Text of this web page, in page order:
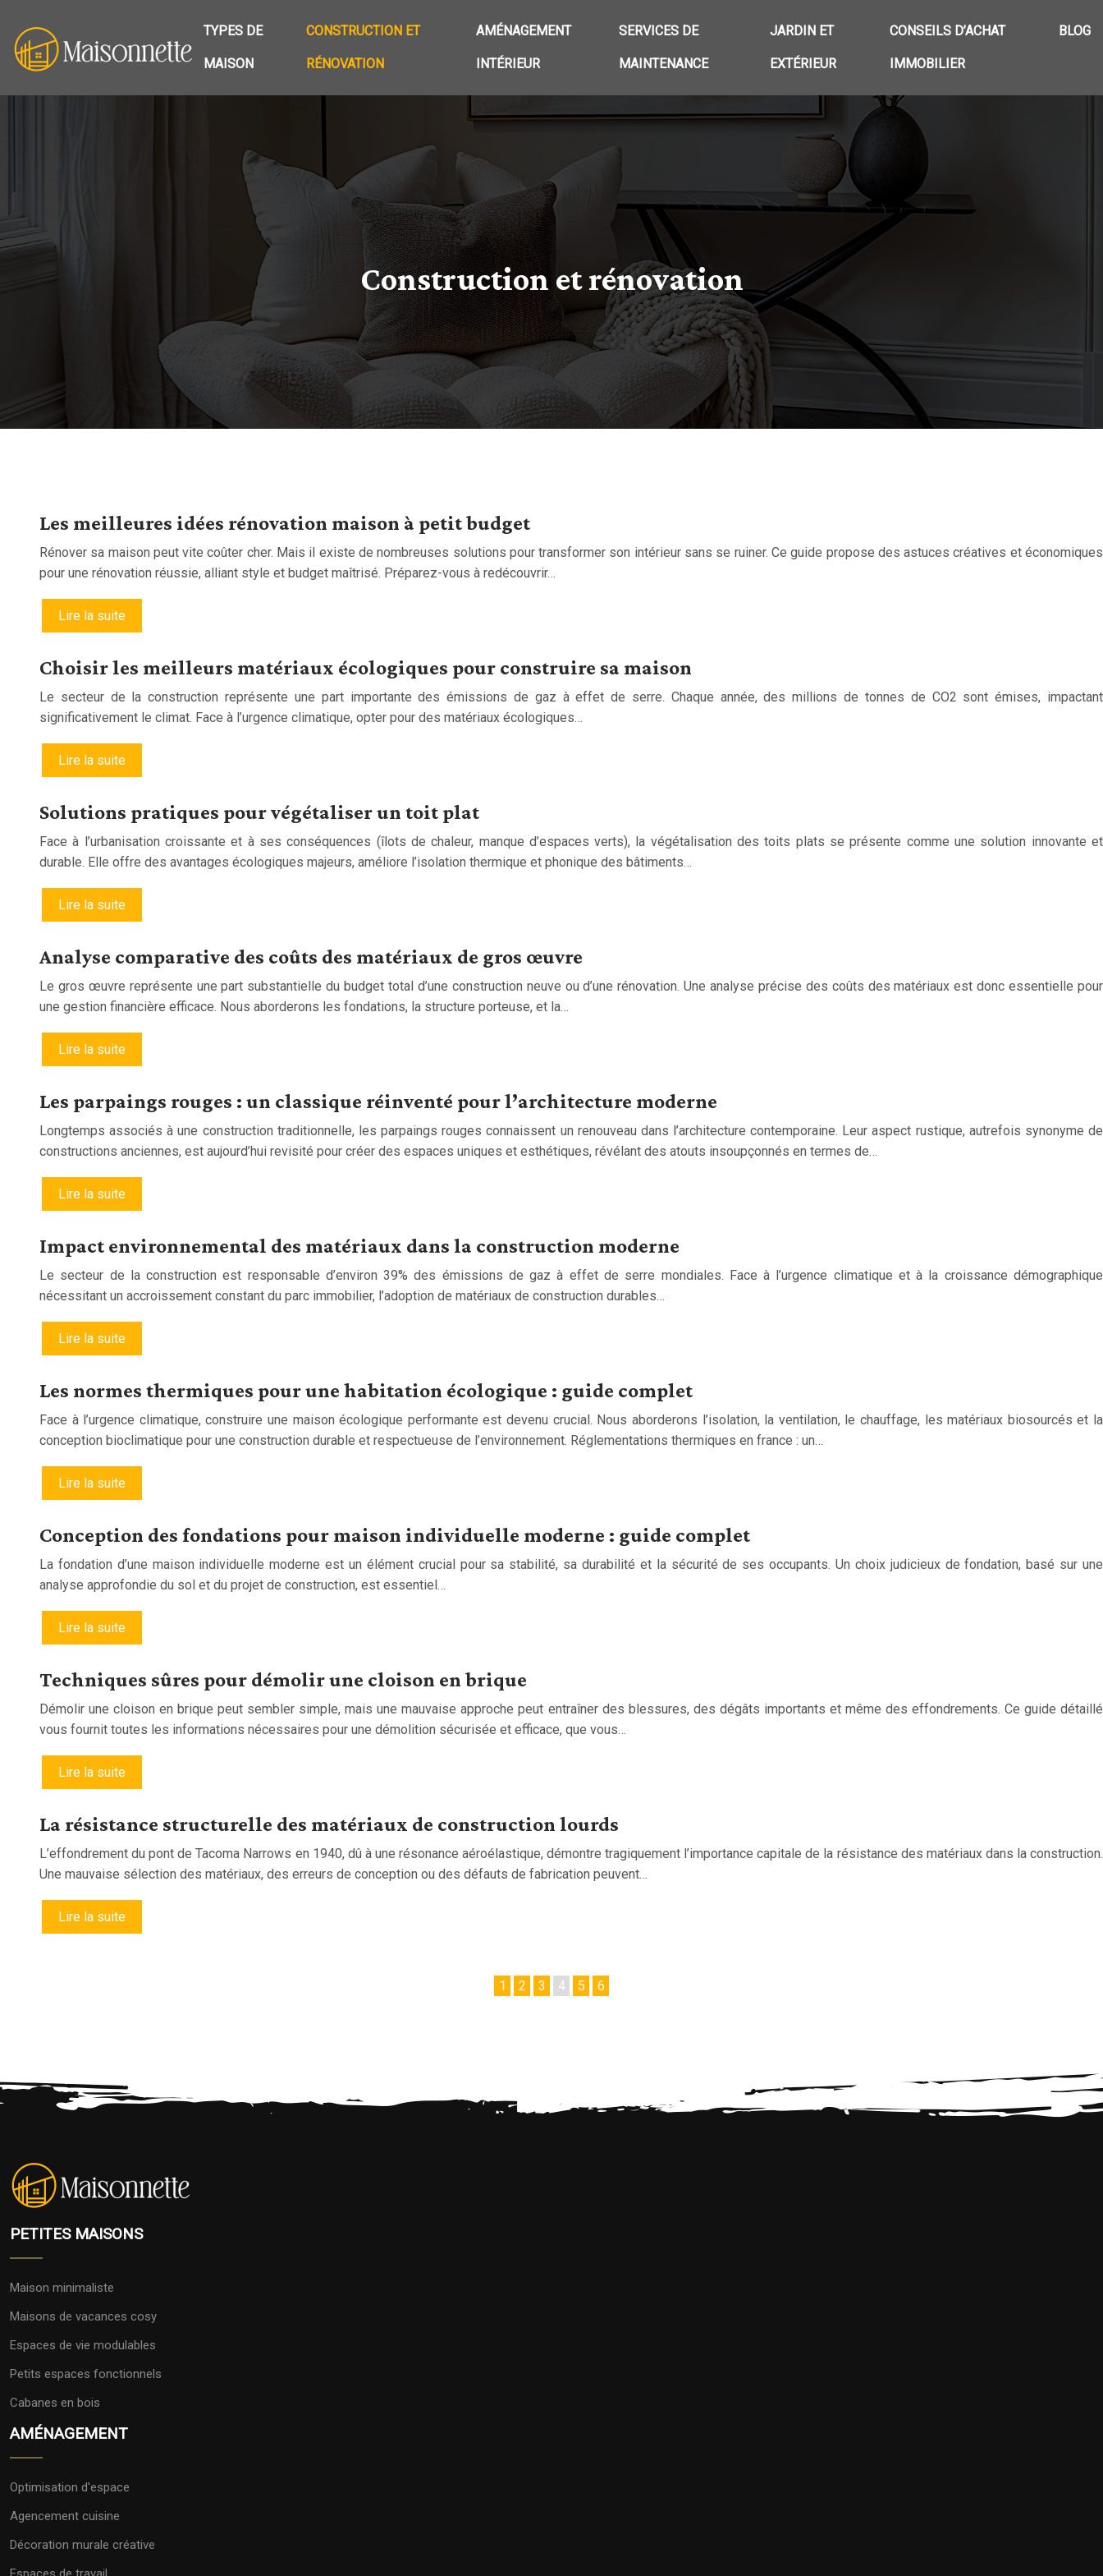
TYPES DE
MAISON
CONSTRUCTION ET
RÉNOVATION
AMÉNAGEMENT
INTÉRIEUR
SERVICES DE
MAINTENANCE
JARDIN ET
EXTÉRIEUR
CONSEILS D’ACHAT
IMMOBILIER
BLOG
Construction et rénovation
Les meilleures idées rénovation maison à petit budget
Rénover sa maison peut vite coûter cher. Mais il existe de nombreuses solutions pour transformer son intérieur sans se ruiner. Ce guide propose des astuces créatives et économiques
pour une rénovation réussie, alliant style et budget maîtrisé. Préparez-vous à redécouvrir…
Lire la suite
Choisir les meilleurs matériaux écologiques pour construire sa maison
Le secteur de la construction représente une part importante des émissions de gaz à effet de serre. Chaque année, des millions de tonnes de CO2 sont émises, impactant
significativement le climat. Face à l’urgence climatique, opter pour des matériaux écologiques…
Lire la suite
Solutions pratiques pour végétaliser un toit plat
Face à l’urbanisation croissante et à ses conséquences (îlots de chaleur, manque d’espaces verts), la végétalisation des toits plats se présente comme une solution innovante et
durable. Elle offre des avantages écologiques majeurs, améliore l’isolation thermique et phonique des bâtiments…
Lire la suite
Analyse comparative des coûts des matériaux de gros œuvre
Le gros œuvre représente une part substantielle du budget total d’une construction neuve ou d’une rénovation. Une analyse précise des coûts des matériaux est donc essentielle pour
une gestion financière efficace. Nous aborderons les fondations, la structure porteuse, et la…
Lire la suite
Les parpaings rouges : un classique réinventé pour l’architecture moderne
Longtemps associés à une construction traditionnelle, les parpaings rouges connaissent un renouveau dans l’architecture contemporaine. Leur aspect rustique, autrefois synonyme de
constructions anciennes, est aujourd’hui revisité pour créer des espaces uniques et esthétiques, révélant des atouts insoupçonnés en termes de…
Lire la suite
Impact environnemental des matériaux dans la construction moderne
Le secteur de la construction est responsable d’environ 39% des émissions de gaz à effet de serre mondiales. Face à l’urgence climatique et à la croissance démographique
nécessitant un accroissement constant du parc immobilier, l’adoption de matériaux de construction durables…
Lire la suite
Les normes thermiques pour une habitation écologique : guide complet
Face à l’urgence climatique, construire une maison écologique performante est devenu crucial. Nous aborderons l’isolation, la ventilation, le chauffage, les matériaux biosourcés et la
conception bioclimatique pour une construction durable et respectueuse de l’environnement. Réglementations thermiques en france : un…
Lire la suite
Conception des fondations pour maison individuelle moderne : guide complet
La fondation d’une maison individuelle moderne est un élément crucial pour sa stabilité, sa durabilité et la sécurité de ses occupants. Un choix judicieux de fondation, basé sur une
analyse approfondie du sol et du projet de construction, est essentiel…
Lire la suite
Techniques sûres pour démolir une cloison en brique
Démolir une cloison en brique peut sembler simple, mais une mauvaise approche peut entraîner des blessures, des dégâts importants et même des effondrements. Ce guide détaillé
vous fournit toutes les informations nécessaires pour une démolition sécurisée et efficace, que vous…
Lire la suite
La résistance structurelle des matériaux de construction lourds
L’effondrement du pont de Tacoma Narrows en 1940, dû à une résonance aéroélastique, démontre tragiquement l’importance capitale de la résistance des matériaux dans la construction.
Une mauvaise sélection des matériaux, des erreurs de conception ou des défauts de fabrication peuvent…
Lire la suite
1 2 3 4 5 6
PETITES MAISONS
Maison minimaliste
Maisons de vacances cosy
Espaces de vie modulables
Petits espaces fonctionnels
Cabanes en bois
AMÉNAGEMENT
Optimisation d'espace
Agencement cuisine
Décoration murale créative